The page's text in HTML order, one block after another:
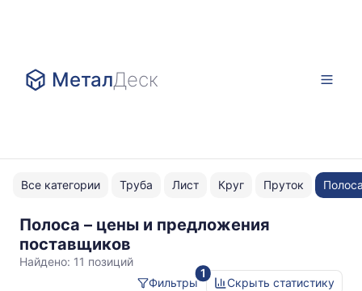
МеталДеск
Все категории Труба Лист Круг Пруток
Полоса – цены и предложения
поставщиков
Найдено: 11 позиций
1
Фильтры
Скрыть статистику